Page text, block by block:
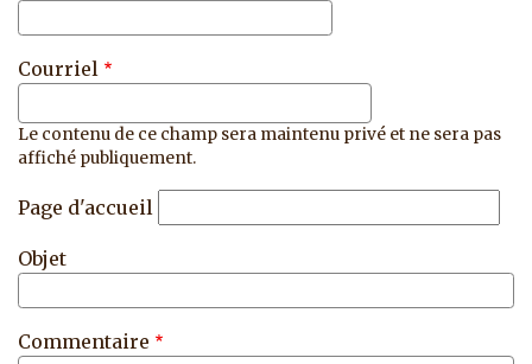
Courriel
Le contenu de ce champ sera maintenu privé et ne sera pas
affiché publiquement.
Page d'accueil
Objet
Commentaire